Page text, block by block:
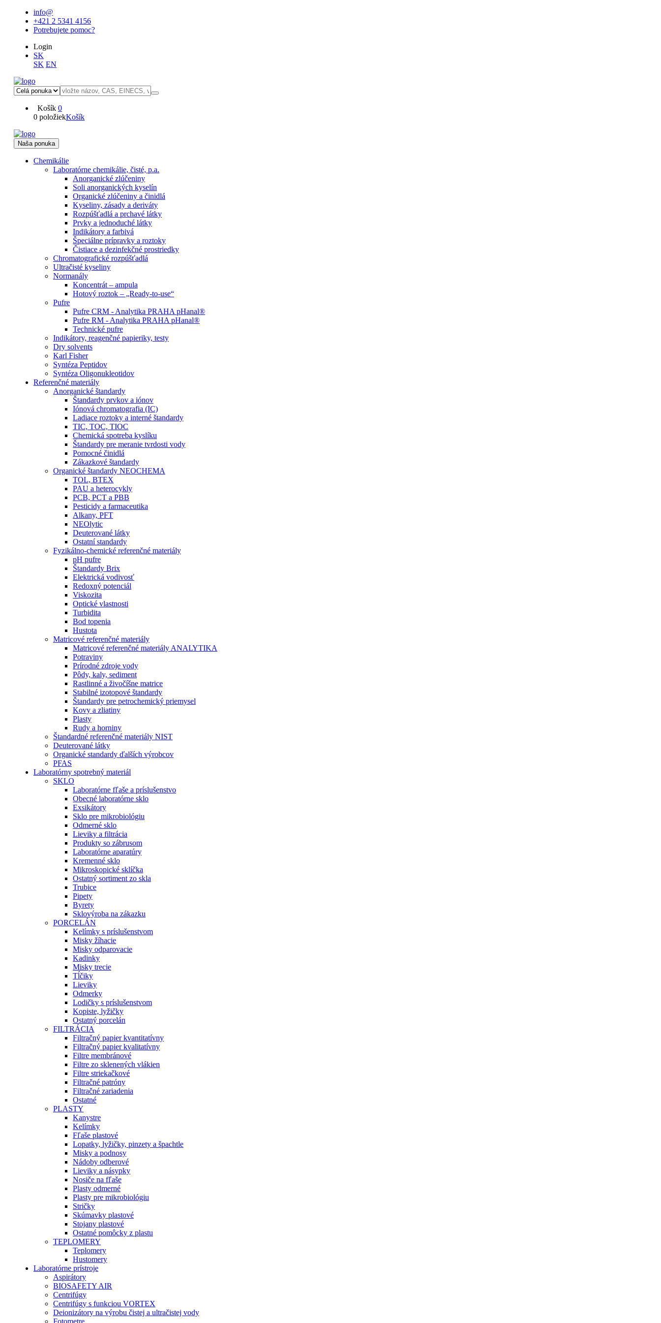
info@
+421 2 5341 4156
Potrebujete pomoc?
Login
SK
SK EN
Košík 0
0 položiekKošík
Naša ponuka
Chemikálie
Laboratórne chemikálie, čisté, p.a.
Anorganické zlúčeniny
Soli anorganických kyselín
Organické zlúčeniny a činidlá
Kyseliny, zásady a deriváty
Rozpúšťadlá a prchavé látky
Prvky a jednoduché látky
Indikátory a farbivá
Špeciálne prípravky a roztoky
Čistiace a dezinfekčné prostriedky
Chromatografické rozpúšťadlá
Ultračisté kyseliny
Normanály
Koncentrát – ampula
Hotový roztok – „Ready-to-use“
Pufre
Pufre CRM - Analytika PRAHA pHanal®
Pufre RM - Analytika PRAHA pHanal®
Technické pufre
Indikátory, reagenčné papieriky, testy
Dry solvents
Karl Fisher
Syntéza Peptidov
Syntéza Oligonukleotidov
Referenčné materiály
Anorganické štandardy
Štandardy prvkov a iónov
Iónová chromatografia (IC)
Ladiace roztoky a interné štandardy
TIC, TOC, TIOC
Chemická spotreba kyslíku
Štandardy pre meranie tvrdosti vody
Pomocné činidlá
Zákazkové štandardy
Organické štandardy NEOCHEMA
TOL, BTEX
PAU a heterocykly
PCB, PCT a PBB
Pesticidy a farmaceutika
Alkany, PFT
NEOlytic
Deuterované látky
Ostatní standardy
Fyzikálno-chemické referenčné materiály
pH pufre
Štandardy Brix
Elektrická vodivosť
Redoxný potenciál
Viskozita
Optické vlastnosti
Turbidita
Bod topenia
Hustota
Matricové referenčné materiály
Matricové referenčné materiály ANALYTIKA
Potraviny
Prírodné zdroje vody
Pôdy, kaly, sediment
Rastlinné a živočíšne matrice
Stabilné izotopové štandardy
Štandardy pre petrochemický priemysel
Kovy a zliatiny
Plasty
Rudy a horniny
Štandardné referenčné materiály NIST
Deuterované látky
Organické standardy ďalších výrobcov
PFAS
Laboratórny spotrebný materiál
SKLO
Laboratórne fľaše a príslušenstvo
Obecné laboratórne sklo
Exsikátory
Sklo pre mikrobiológiu
Odmerné sklo
Lieviky a filtrácia
Produkty so zábrusom
Laboratórne aparatúry
Kremenné sklo
Mikroskopické sklíčka
Ostatný sortiment zo skla
Trubice
Pipety
Byrety
Sklovýroba na zákazku
PORCELÁN
Kelímky s príslušenstvom
Misky žíhacie
Misky odparovacie
Kadinky
Misky trecie
Tĺčiky
Lieviky
Odmerky
Lodičky s príslušenstvom
Kopiste, lyžičky
Ostatný porcelán
FILTRÁCIA
Filtračný papier kvantitatívny
Filtračný papier kvalitatívny
Filtre membránové
Filtre zo sklenených vlákien
Filtre striekačkové
Filtračné patróny
Filtračné zariadenia
Ostatné
PLASTY
Kanystre
Kelímky
Fľaše plastové
Lopatky, lyžičky, pinzety a špachtle
Misky a podnosy
Nádoby odberové
Lieviky a násypky
Nosiče na fľaše
Plasty odmerné
Plasty pre mikrobiológiu
Stričky
Skúmavky plastové
Stojany plastové
Ostatné pomôcky z plastu
TEPLOMERY
Teplomery
Hustomery
Laboratórne prístroje
Aspirátory
BIOSAFETY AIR
Centrifúgy
Centrifúgy s funkciou VORTEX
Deionizátory na výrobu čistej a ultračistej vody
Fotometre